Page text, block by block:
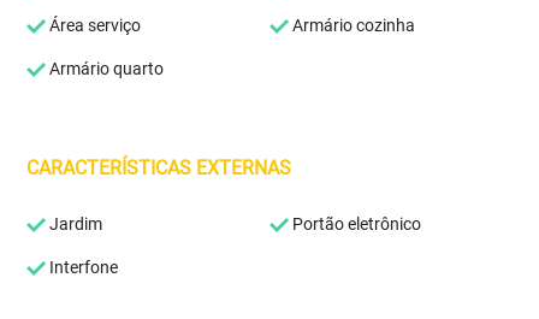
Área serviço Armário cozinha
Armário quarto
CARACTERÍSTICAS EXTERNAS
Jardim Portão eletrônico
Interfone